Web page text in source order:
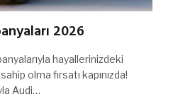
2026
hayallerinizdeki
olma fırsatı kapınızda!
Audi…